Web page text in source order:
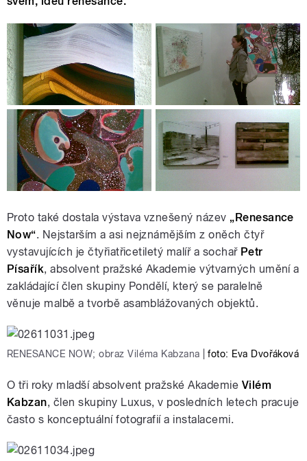
Proto také dostala výstava vznešený název „Renesance
Now“. Nejstarším a asi nejznámějším z oněch čtyř
vystavujících je čtyřiatřicetiletý malíř a sochař Petr
Písařík, absolvent pražské Akademie výtvarných umění a
zakládající člen skupiny Pondělí, který se paralelně
věnuje malbě a tvorbě asamblážovaných objektů.
RENESANCE NOW; obraz Viléma Kabzana foto: Eva Dvořáková
O tři roky mladší absolvent pražské Akademie Vilém
Kabzan, člen skupiny Luxus, v posledních letech pracuje
často s konceptuální fotografií a instalacemi.